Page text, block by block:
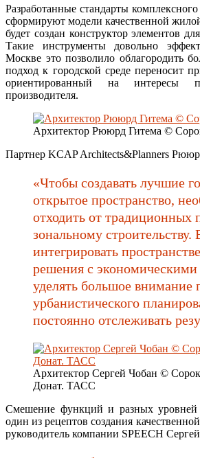
Разработанные стандарты
сформируют модели качественной
будет создан конструктор элементов
Такие инструменты довольно
Москве это позволило облагородить
подход к городской среде переносит
ориентированный на интересы
производителя.
Архитектор Рююрд Гитема ©
Партнер KCAP Architects&Planners
«Чтобы создавать лучшие
открытое пространство,
отходить от традиционных
зональному
интегрировать
решения с экономическими
уделять большое внимание
урбанистического
постоянно отслеживать
Архитектор Сергей Чобан ©
Донат. ТАСС
Смешение функций и разных
один из рецептов создания
руководитель компании SPEECH